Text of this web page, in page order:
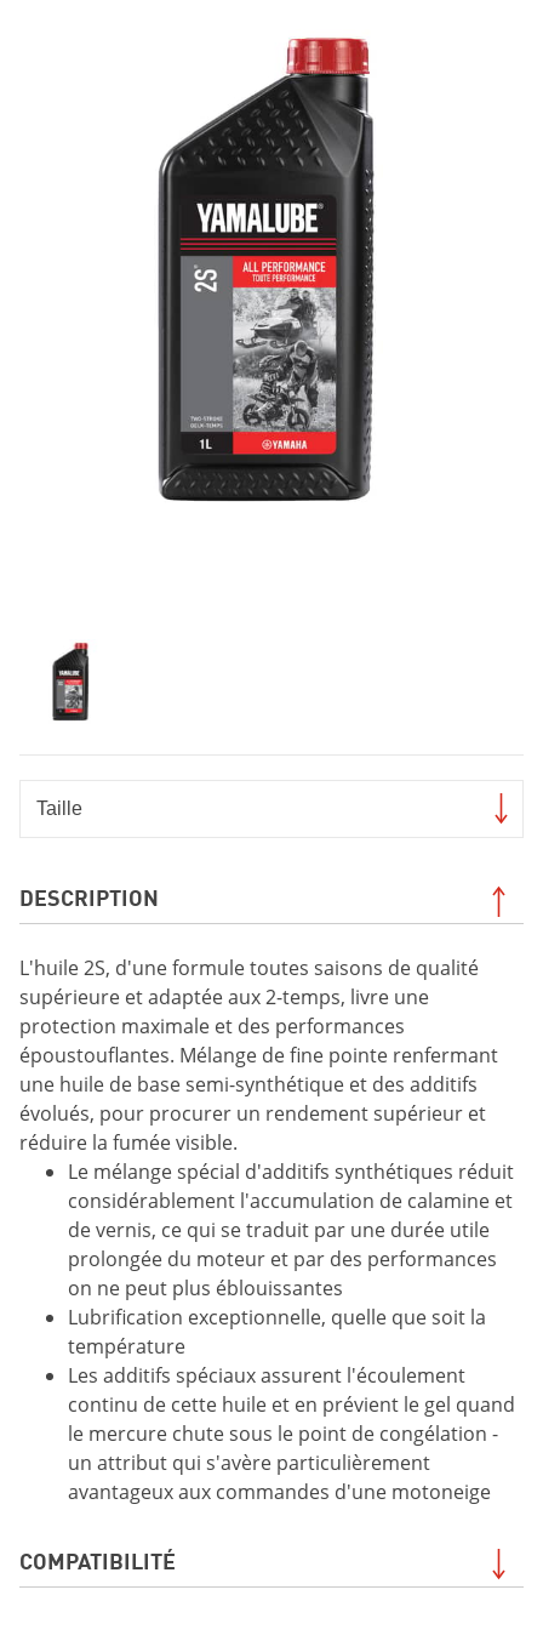
DESCRIPTION
L'huile 2S, d'une formule toutes saisons de qualité
supérieure et adaptée aux 2-temps, livre une
protection maximale et des performances
époustouflantes. Mélange de fine pointe renfermant
une huile de base semi-synthétique et des additifs
évolués, pour procurer un rendement supérieur et
réduire la fumée visible.
Le mélange spécial d'additifs synthétiques réduit
considérablement l'accumulation de calamine et
de vernis, ce qui se traduit par une durée utile
prolongée du moteur et par des performances
on ne peut plus éblouissantes
Lubrification exceptionnelle, quelle que soit la
température
Les additifs spéciaux assurent l'écoulement
continu de cette huile et en prévient le gel quand
le mercure chute sous le point de congélation -
un attribut qui s'avère particulièrement
avantageux aux commandes d'une motoneige
COMPATIBILITÉ